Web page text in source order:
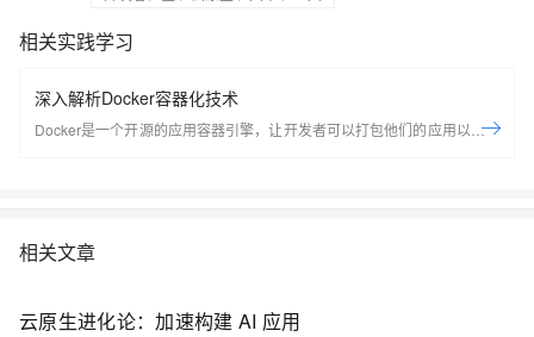
相关实践学习
深入解析Docker容器化技术
Docker是一个开源的应用容器引擎，让开发者可以打包他们的应用以及依
容器中并行运行和管理应用，获得更好的计算密度。企业利用Docker可以
Linux和Windows Server应用发布新功能。 在本套课程中，我们将全面的
相关文章
云原生进化论：加速构建 AI 应用